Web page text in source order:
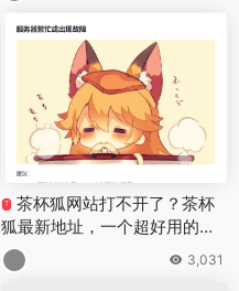
T
茶杯狐网站打不开了？茶杯
狐最新地址，一个超好用的影
视搜索网站！
3,031